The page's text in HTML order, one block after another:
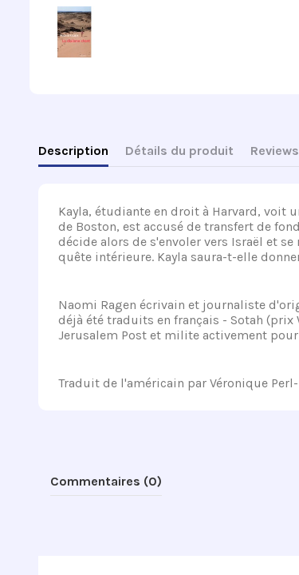
Description Détails du produit Reviews
Kayla, étudiante en droit à Harvard, voit
de Boston, est accusé de transfert de
décide alors de s'envoler vers Israël et
quête intérieure. Kayla saura-t-elle
Naomi Ragen écrivain et journaliste
déjà été traduits en français - Sotah (prix
Jerusalem Post et milite activement
Traduit de l'américain par Véronique
Commentaires (0)